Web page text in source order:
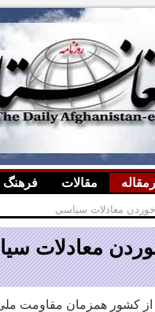
مقالات فرهنگ
معادلات سیاسی
معادلات
از کشور همزمان مقاومت